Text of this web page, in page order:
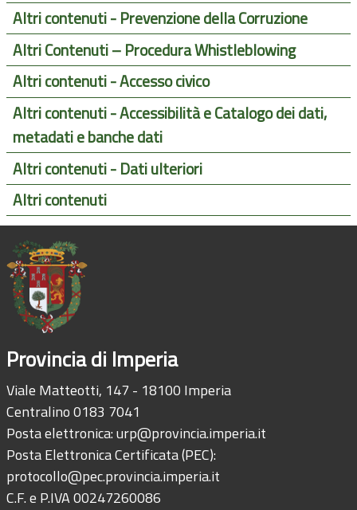
Altri contenuti - Prevenzione della Corruzione
Altri Contenuti – Procedura Whistleblowing
Altri contenuti - Accesso civico
Altri contenuti - Accessibilità e Catalogo dei dati,
metadati e banche dati
Altri contenuti - Dati ulteriori
Altri contenuti
Provincia di Imperia
Viale Matteotti, 147 - 18100 Imperia
Centralino 0183 7041
Posta elettronica:urp@provincia.imperia.it
Posta Elettronica Certificata (PEC):
protocollo@pec.provincia.imperia.it
C.F. e P.IVA 00247260086